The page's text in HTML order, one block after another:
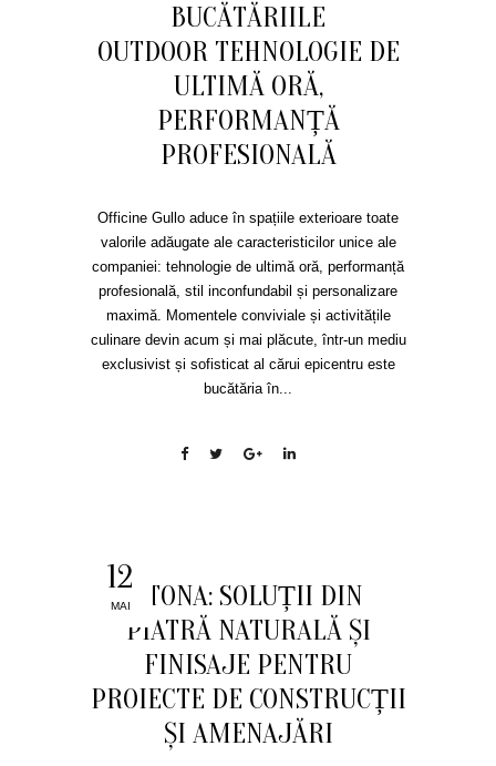
BUCĂTĂRIILE
OUTDOOR TEHNOLOGIE DE
ULTIMĂ ORĂ,
PERFORMANȚĂ
PROFESIONALĂ
Officine Gullo aduce în spațiile exterioare toate
valorile adăugate ale caracteristicilor unice ale
companiei: tehnologie de ultimă oră, performanță
profesională, stil inconfundabil și personalizare
maximă. Momentele conviviale și activitățile
culinare devin acum și mai plăcute, într-un mediu
exclusivist și sofisticat al cărui epicentru este
bucătăria în...
12
MAI
STONA: SOLUȚII DIN
PIATRĂ NATURALĂ ȘI
FINISAJE PENTRU
PROIECTE DE CONSTRUCȚII
ȘI AMENAJĂRI